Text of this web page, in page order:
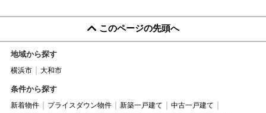
このページの先頭へ
地域から探す
横浜市 大和市
条件から探す
新着物件 プライスダウン物件 新築一戸建て
中古一戸建て